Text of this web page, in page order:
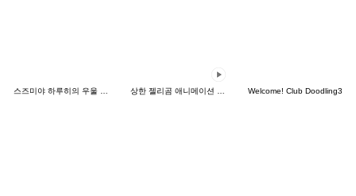
스즈미야 하루히의 우울 SOS단 상한 젤리곰 애니메이션 스티커 Welcome! Club Doodling3